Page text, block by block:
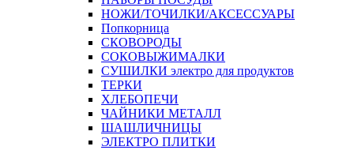
НОЖИ/ТОЧИЛКИ/АКСЕССУАРЫ
Попкорница
СКОВОРОДЫ
СОКОВЫЖИМАЛКИ
СУШИЛКИ электро для продуктов
ТЕРКИ
ХЛЕБОПЕЧИ
ЧАЙНИКИ МЕТАЛЛ
ШАШЛИЧНИЦЫ
ЭЛЕКТРО ПЛИТКИ